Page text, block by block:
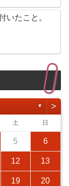
いたこと。
▼ >
土 日
5 6
12 13
19 20